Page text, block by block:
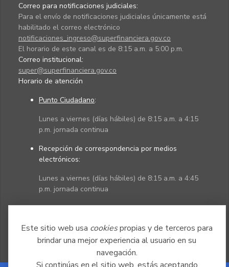
Este sitio web usa cookiespropias y de terceros para
brindar una mejor experiencia al usuario en su
navegación.
Correo para notificaciones judiciales:
Para el envío de notificaciones judiciales únicamente está
habilitado el correo electrónico
notificaciones_ingreso@superfinanciera.gov.co
El horario de este canal es de 8:15 a.m. a 5:00 p.m.
Correo institucional:
super@superfinanciera.gov.co
Horario de atención
Punto Ciudadano:
Lunes a viernes (días hábiles) de 8:15 a.m. a 4:15
p.m. jornada continua
Recepción de correspondencia por medios
electrónicos:
Lunes a viernes (días hábiles) de 8:15 a.m. a 4:45
p.m. jornada continua